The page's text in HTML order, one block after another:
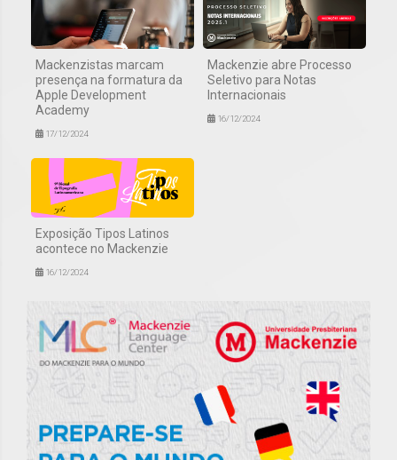
Mackenzistas marcam
presença na formatura da
Apple Development
Academy
17/12/2024
Mackenzie abre Processo
Seletivo para Notas
Internacionais
16/12/2024
Exposição Tipos Latinos
acontece no Mackenzie
16/12/2024